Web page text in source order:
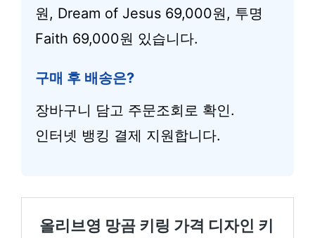
원, Dream of Jesus 69,000원, 투명
Faith 69,000원 있습니다.
구매 후 배송은?
장바구니 담고 주문조회로 확인.
인터넷 뱅킹 결제 지원합니다.